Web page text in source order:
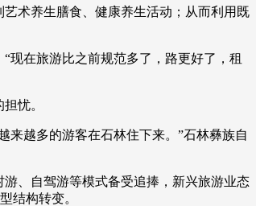
央央好物
术养生膳食、健康养生活动；从而利用既
在旅游比之前规范多了，路更好了，租
忧。
越多的游客在石林住下来。”石林彝族自
、自驾游等模式备受追捧，新兴旅游业态
结构转变。